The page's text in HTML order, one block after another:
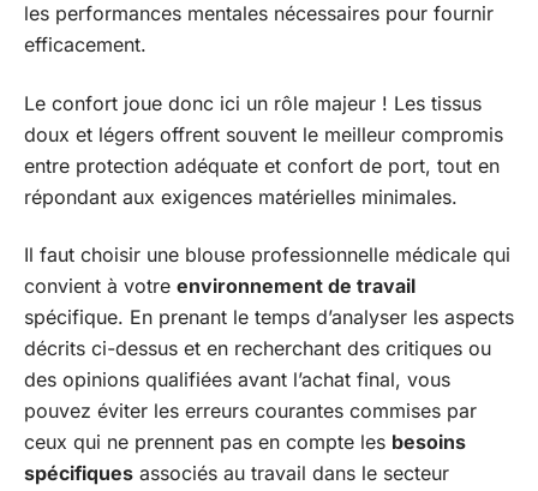
les performances mentales nécessaires pour fournir
efficacement.
Le confort joue donc ici un rôle majeur ! Les tissus
doux et légers offrent souvent le meilleur compromis
entre protection adéquate et confort de port, tout en
répondant aux exigences matérielles minimales.
Il faut choisir une blouse professionnelle médicale qui
convient à votre environnement de travail
spécifique. En prenant le temps d’analyser les aspects
décrits ci-dessus et en recherchant des critiques ou
des opinions qualifiées avant l’achat final, vous
pouvez éviter les erreurs courantes commises par
ceux qui ne prennent pas en compte les besoins
spécifiques associés au travail dans le secteur